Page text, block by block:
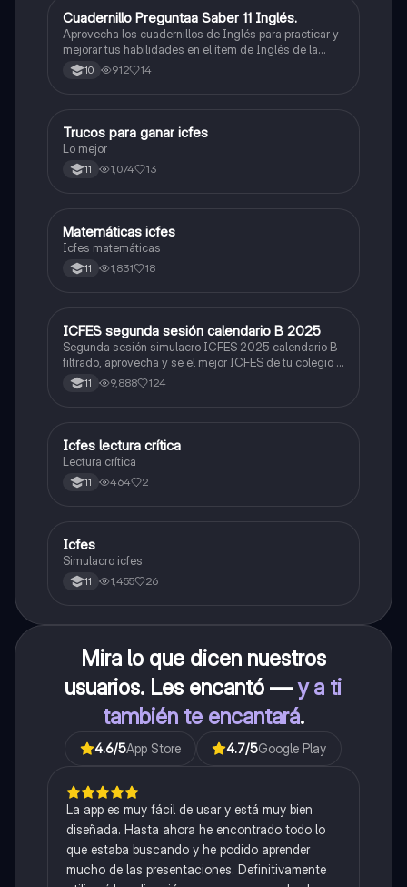
ICFES: Inglés
Cuadernillo Preguntaa Saber 11 Inglés.
Aprovecha los cuadernillos de Inglés para practicar y
mejorar tus habilidades en el ítem de Inglés de la
Prueba Saber 11. 🫡
10 912 14
Química
Trucos para ganar icfes
Lo mejor
11 1,074 13
ICFES: Matemáticas
Matemáticas icfes
Icfes matemáticas
11 1,831 18
ICFES: Lectura Crítica
ICFES segunda sesión calendario B 2025
Segunda sesión simulacro ICFES 2025 calendario B
filtrado, aprovecha y se el mejor ICFES de tu colegio y
poder ingresar a universidad, y estudiar aquella
carrera con la que tanto sueñas.
11 9,888 124
Lengua Castellana
Icfes lectura crítica
Lectura crítica
11 464 2
ICFES: Sociales y Ciudadanas
Icfes
Simulacro icfes
11 1,455 26
Mira lo que dicen nuestros
usuarios. Les encantó —y a ti
también te encantará.
4.6/5App Store 4.7/5Google Play
La app es muy fácil de usar y está muy bien
diseñada. Hasta ahora he encontrado todo lo
que estaba buscando y he podido aprender
mucho de las presentaciones. Definitivamente